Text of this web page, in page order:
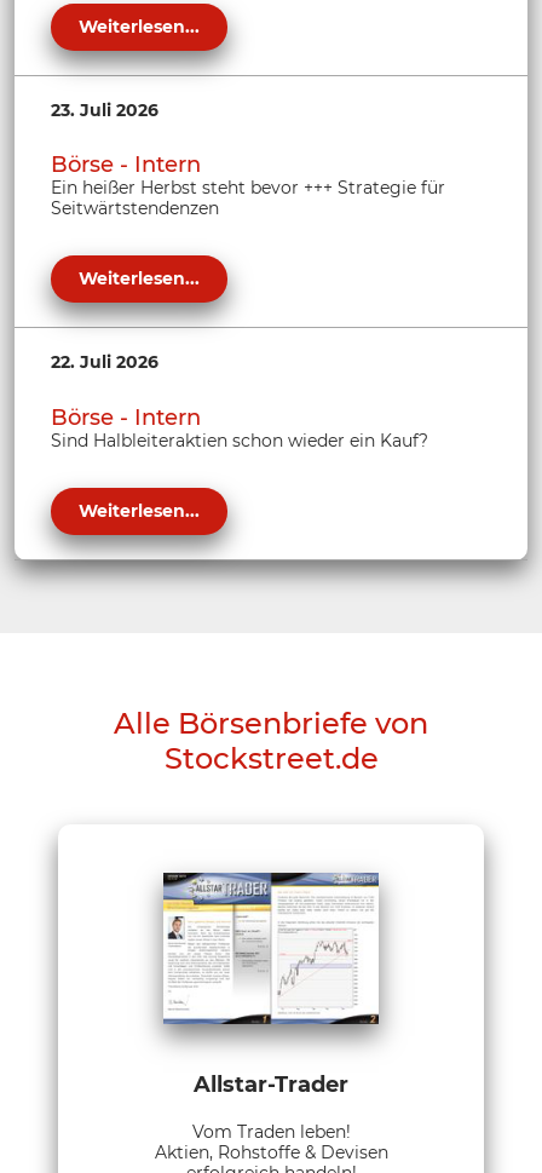
Weiterlesen...
23. Juli 2026
Börse - Intern
Ein heißer Herbst steht bevor +++ Strategie für
Seitwärtstendenzen
Weiterlesen...
22. Juli 2026
Börse - Intern
Sind Halbleiteraktien schon wieder ein Kauf?
Weiterlesen...
Alle Börsenbriefe von
Stockstreet.de
Allstar-Trader
Vom Traden leben!
Aktien, Rohstoffe & Devisen